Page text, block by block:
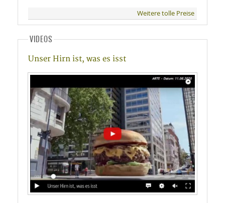
Weitere tolle Preise
VIDEOS
Unser Hirn ist, was es isst